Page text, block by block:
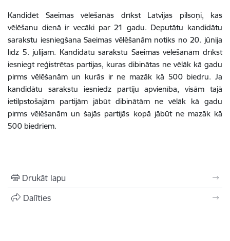
Kandidēt Saeimas vēlēšanās drīkst Latvijas pilsoņi, kas
vēlēšanu dienā ir vecāki par 21 gadu. Deputātu kandidātu
sarakstu iesniegšana Saeimas vēlēšanām notiks no 20. jūnija
līdz 5. jūlijam. Kandidātu sarakstu Saeimas vēlēšanām drīkst
iesniegt reģistrētas partijas, kuras dibinātas ne vēlāk kā gadu
pirms vēlēšanām un kurās ir ne mazāk kā 500 biedru. Ja
kandidātu sarakstu iesniedz partiju apvienība, visām tajā
ietilpstošajām partijām jābūt dibinātām ne vēlāk kā gadu
pirms vēlēšanām un šajās partijās kopā jābūt ne mazāk kā
500 biedriem.
Drukāt lapu
Dalīties